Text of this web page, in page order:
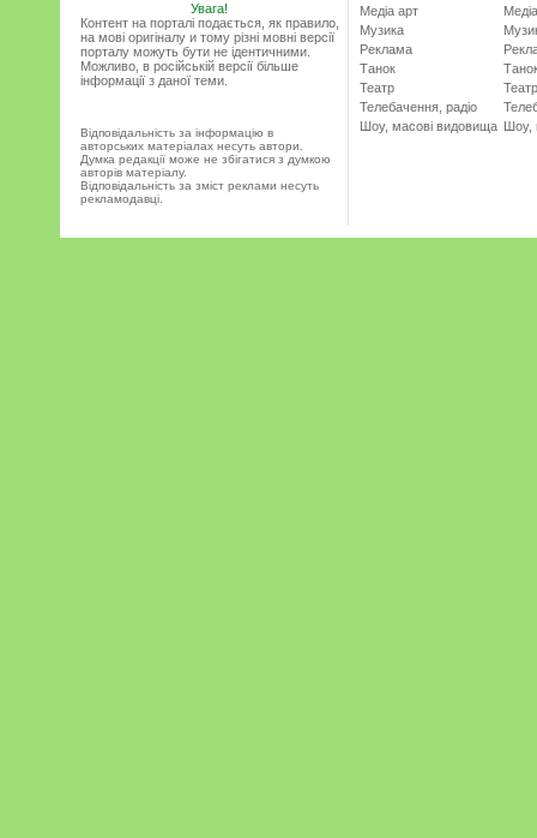
Увага!
Контент на порталі подається, як правило,
на мові оригіналу и тому різні мовні версії
порталу можуть бути не ідентичними.
Можливо, в російській версії більше
інформації з даної теми.
Відповідальність за інформацію в
авторських матеріалах несуть автори.
Думка редакції може не збігатися з думкою
авторів матеріалу.
Відповідальність за зміст реклами несуть
рекламодавці.
Медіа арт
Музика
Реклама
Танок
Театр
Телебачення, радіо
Шоу, масові видовища
Театр
Шоу,